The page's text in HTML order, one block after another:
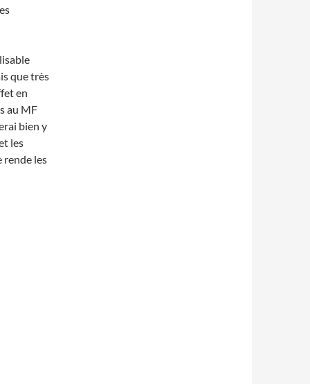
que très
en
au MF
bien y
les
rende les